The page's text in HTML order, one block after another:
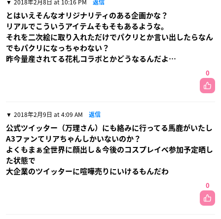
返信
とはいえそんなオリジナリティのある企画かな？
リアルでこういうアイテムそもそもあるような。
それを二次絵に取り入れただけでパクリとか言い出したらなん
でもパクリになっちゃわない？
昨今量産されてる花札コラボとかどうなるんだよ…
0
2018年2月9日 at 4:09 AM 返信
公式ツイッター（万理さん）にも絡みに行ってる馬鹿がいたし
A3ファンてリアちゃんしかいないのか？
よくもまぁ全世界に顔出し＆今後のコスプレイベ参加予定晒し
た状態で
大企業のツイッターに喧嘩売りにいけるもんだわ
0